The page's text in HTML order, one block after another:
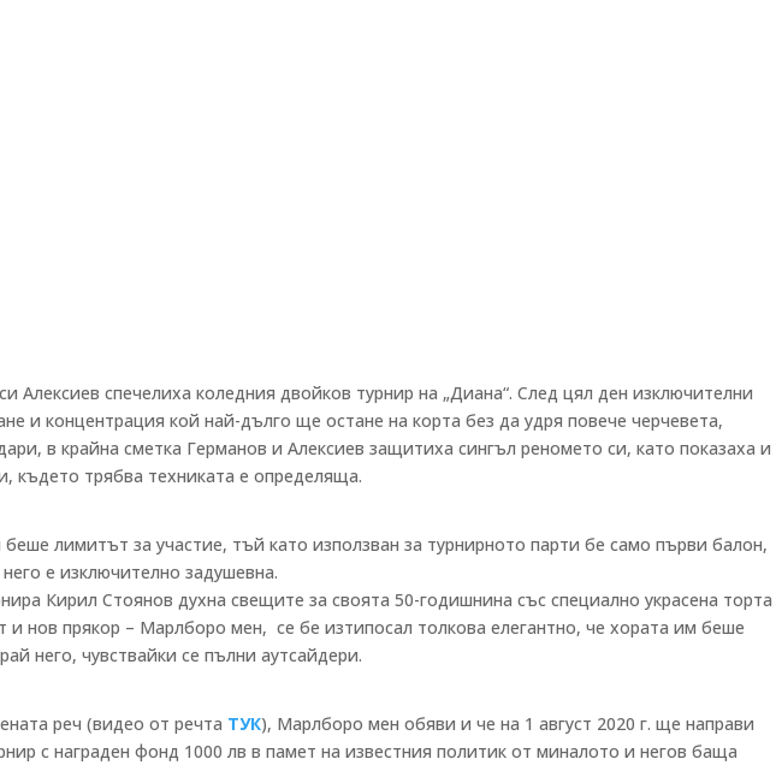
Алексиев спечелиха коледния двойков турнир на „Диана“. След цял ден изключителни
и концентрация кой най-дълго ще остане на корта без да удря повече черчевета,
в крайна сметка Германов и Алексиев защитиха сингъл реномето си, като показаха и
където трябва техниката е определяща.
лимитът за участие, тъй като използван за турнирното парти бе само първи балон,
е изключително задушевна.
Кирил Стоянов духна свещите за своята 50-годишнина със специално украсена торта
нов прякор – Марлборо мен, се бе изтипосал толкова елегантно, че хората им беше
него, чувствайки се пълни аутсайдери.
реч (видео от речта ТУК), Марлборо мен обяви и че на 1 август 2020 г. ще направи
с награден фонд 1000 лв в памет на известния политик от миналото и негов баща